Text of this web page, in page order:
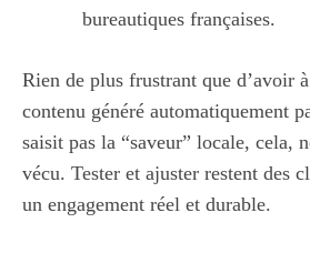
bureautiques françaises.
Rien de plus frustrant que d’avoir
contenu généré automatiquement
saisit pas la “saveur” locale, cela,
vécu. Tester et ajuster restent des
un engagement réel et durable.